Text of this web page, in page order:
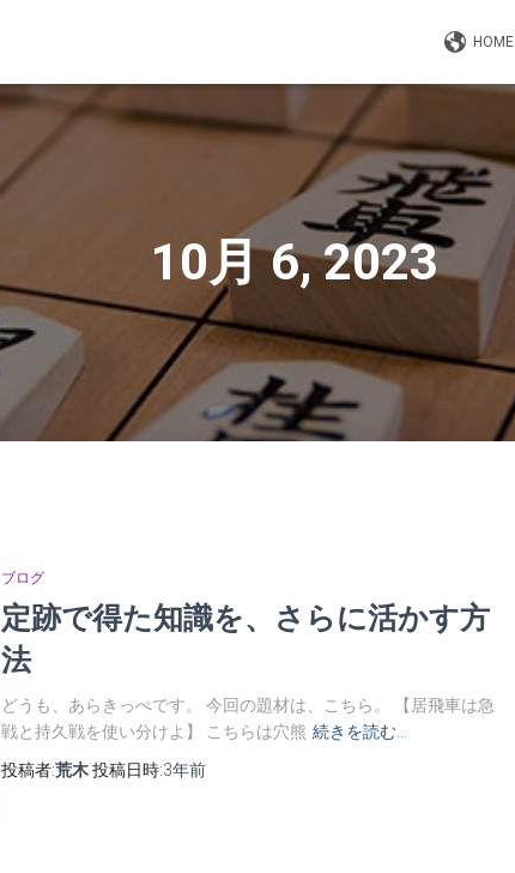
HOME
10月 6, 2023
ブログ
定跡で得た知識を、さらに活かす方
法
どうも、あらきっぺです。 今回の題材は、こちら。 【居飛車は急
戦と持久戦を使い分けよ】 こちらは穴熊 続きを読む…
投稿者:荒木投稿日時:3年前